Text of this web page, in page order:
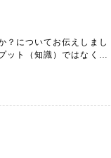
？についてお伝えしまし
ット（知識）ではなく、